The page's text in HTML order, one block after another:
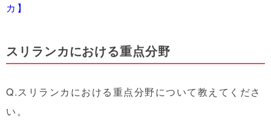
カ】
スリランカにおける重点分野
Q.スリランカにおける重点分野について教えてくださ
い。